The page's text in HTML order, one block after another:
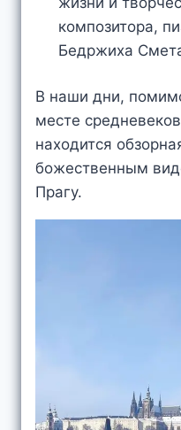
композитора,
Бедржиха
В наши дни,
месте
находится
божественным
Прагу.